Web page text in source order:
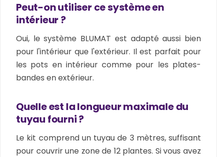
Peut-on utiliser ce système en
intérieur ?
Oui, le système BLUMAT est adapté aussi bien
pour l'intérieur que l'extérieur. Il est parfait pour
les pots en intérieur comme pour les plates-
bandes en extérieur.
Quelle est la longueur maximale du
tuyau fourni ?
Le kit comprend un tuyau de 3 mètres, suffisant
pour couvrir une zone de 12 plantes. Si vous avez